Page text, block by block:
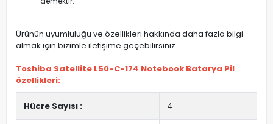
Ürünün uyumluluğu ve özellikleri hakkında daha fazla bilgi
almak için bizimle iletişime geçebilirsiniz.
Toshiba Satellite L50-C-174 Notebook Batarya Pil
özellikleri:
Hücre Sayısı : 4